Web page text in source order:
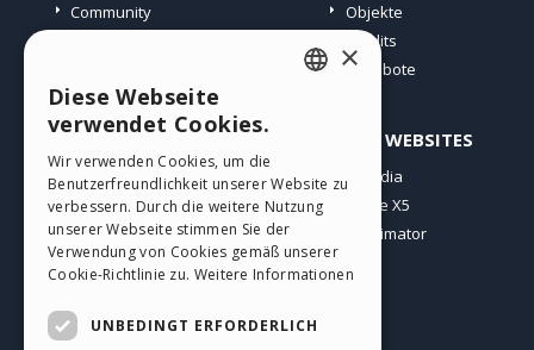
Community
Objekte
Credits
Angebote
PROFIL
Meine Beiträge
Meine Lizenz
Download
Webhosting
ANDERE WEBSITES
Incomedia
WebSite X5
WebAnimator
GERMAN
SPANISH
PORTUGUESE
×
Diese Webseite
verwendet Cookies.
Wir verwenden Cookies, um die
Benutzerfreundlichkeit unserer Website zu
verbessern. Durch die weitere Nutzung
unserer Webseite stimmen Sie der
Verwendung von Cookies gemäß unserer
Cookie-Richtlinie zu. Weitere Informationen
UNBEDINGT ERFORDERLICH